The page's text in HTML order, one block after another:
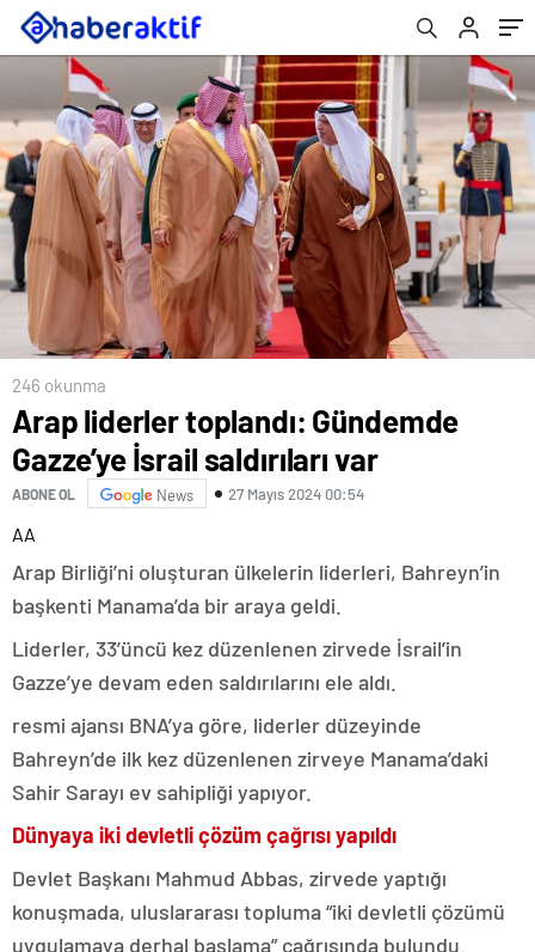
246 okunma
Arap liderler toplandı: Gündemde
Gazze’ye İsrail saldırıları var
ABONE OL News 27 Mayıs 2024 00:54
AA
Arap Birliği’ni oluşturan ülkelerin liderleri, Bahreyn’in
başkenti Manama’da bir araya geldi.
Liderler, 33’üncü kez düzenlenen zirvede İsrail’in
Gazze’ye devam eden saldırılarını ele aldı.
resmi ajansı BNA’ya göre, liderler düzeyinde
Bahreyn’de ilk kez düzenlenen zirveye Manama’daki
Sahir Sarayı ev sahipliği yapıyor.
Dünyaya iki devletli çözüm çağrısı yapıldı
Devlet Başkanı Mahmud Abbas, zirvede yaptığı
konuşmada, uluslararası topluma “iki devletli çözümü
uygulamaya derhal başlama” çağrısında bulundu.